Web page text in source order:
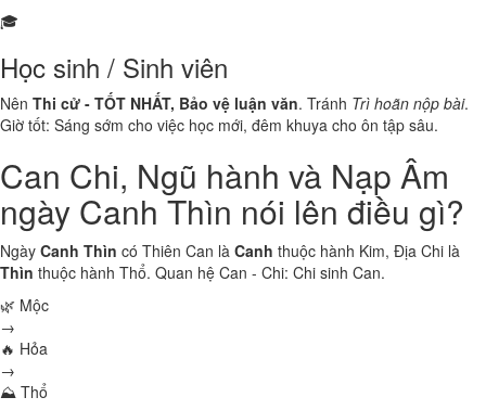
🎓
Học sinh / Sinh viên
Nên Thi cử - TỐT NHẤT, Bảo vệ luận văn. Tránh Trì hoãn nộp bài.
Giờ tốt: Sáng sớm cho việc học mới, đêm khuya cho ôn tập sâu.
Can Chi, Ngũ hành và Nạp Âm
ngày Canh Thìn nói lên điều gì?
Ngày Canh Thìn có Thiên Can là Canh thuộc hành Kim, Địa Chi là
Thìn thuộc hành Thổ. Quan hệ Can - Chi: Chi sinh Can.
🌿 Mộc
→
🔥 Hỏa
→
⛰ Thổ